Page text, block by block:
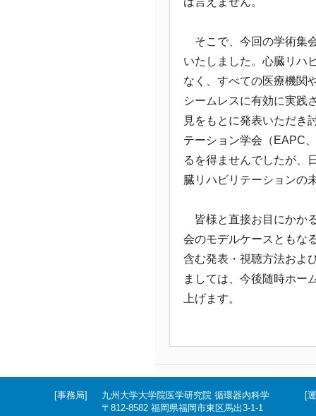
そこで、今回の学術集
いたしました。心臓リハ
なく、すべての医療機関
シームレスに有効に実践
見をもとに発表いただき
テーション学会（EAPC
るを得ませんでしたが、
臓リハビリテーションの
皆様と直接お目にかか
会のモデルケースともな
含む発表・視聴方法およ
ましては、今後随時ホー
上げます。
[事務局]
九州大学大学院医学研究院 循環器内科学
〒812-8582 福岡県福岡市東区馬出3-1-1
[